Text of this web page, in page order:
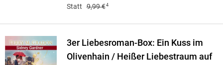
Statt 9,99 €4
3er Liebesroman-Box: Ein Kuss im
Olivenhain / Heißer Liebestraum auf